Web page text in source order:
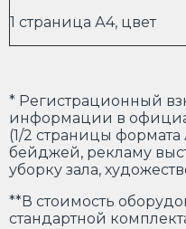
1 страница А4, цвет
* Регистрационный
информации в
(1/2 страницы формата
бейджей, рекламу
уборку зала,
**В стоимость
стандартной